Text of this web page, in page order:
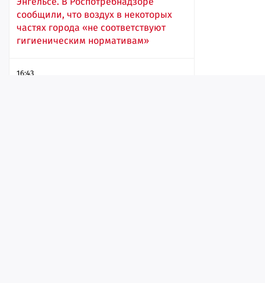
сообщили, что воздух в некоторых
частях города «не соответствуют
гигиеническим нормативам»
16:43